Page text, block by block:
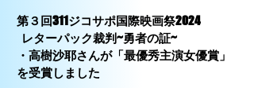
第３回311ジコサポ国際映画祭2024
​ レターパック裁判~勇者の証~
​・高樹沙耶さんが「最優秀主演女優賞」
を受賞しました